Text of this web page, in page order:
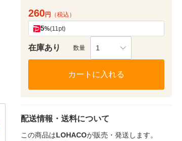
260円 （税込）
5%(11pt)
在庫あり 数量 1
カートに入れる
配送情報・送料について
この商品はLOHACOが販売・発送します。